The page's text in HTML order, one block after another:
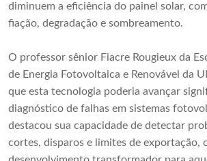
diminuem a eficiência do painel solar,
fiação, degradação e sombreamento.
O professor sênior Fiacre Rougieux da
de Energia Fotovoltaica e Renovável da
que esta tecnologia poderia avançar
diagnóstico de falhas em sistemas
destacou sua capacidade de detectar
cortes, disparos e limites de exportação,